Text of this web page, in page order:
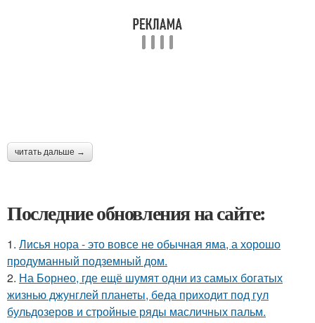
читать дальше →
Последние обновления на сайте:
1. Лисья нора - это вовсе не обычная яма, а хорошо
продуманный подземный дом.
2. На Борнео, где ещё шумят одни из самых богатых
жизнью джунглей планеты, беда приходит под гул
бульдозеров и стройные ряды масличных пальм.